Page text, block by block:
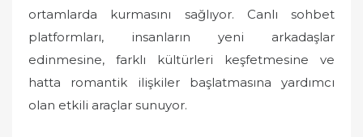
ortamlarda kurmasını sağlıyor. Canlı sohbet
platformları, insanların yeni arkadaşlar
edinmesine, farklı kültürleri keşfetmesine ve
hatta romantik ilişkiler başlatmasına yardımcı
olan etkili araçlar sunuyor.